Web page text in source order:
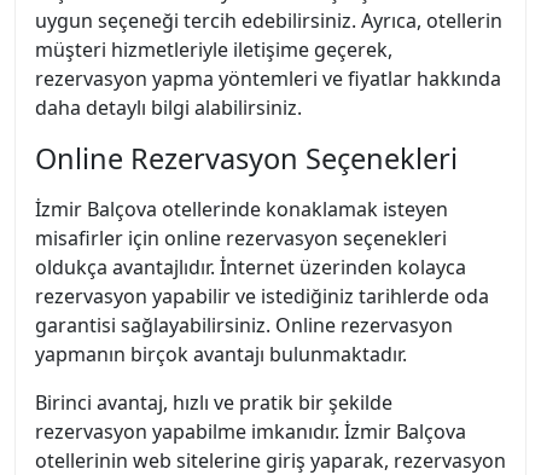
uygun seçeneği tercih edebilirsiniz. Ayrıca, otellerin
müşteri hizmetleriyle iletişime geçerek,
rezervasyon yapma yöntemleri ve fiyatlar hakkında
daha detaylı bilgi alabilirsiniz.
Online Rezervasyon Seçenekleri
İzmir Balçova otellerinde konaklamak isteyen
misafirler için online rezervasyon seçenekleri
oldukça avantajlıdır. İnternet üzerinden kolayca
rezervasyon yapabilir ve istediğiniz tarihlerde oda
garantisi sağlayabilirsiniz. Online rezervasyon
yapmanın birçok avantajı bulunmaktadır.
Birinci avantaj, hızlı ve pratik bir şekilde
rezervasyon yapabilme imkanıdır. İzmir Balçova
otellerinin web sitelerine giriş yaparak, rezervasyon